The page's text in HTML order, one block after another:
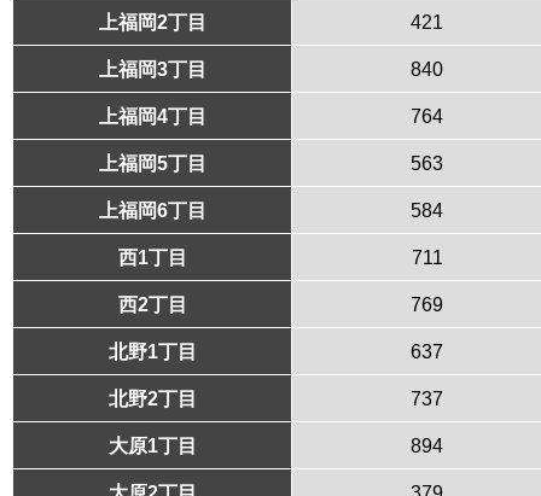
上福岡2丁目 421
上福岡3丁目 840
上福岡4丁目 764
上福岡5丁目 563
上福岡6丁目 584
西1丁目 711
西2丁目 769
北野1丁目 637
北野2丁目 737
大原1丁目 894